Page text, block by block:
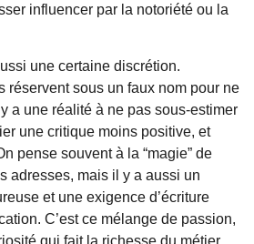
influencer par la notoriété ou la
une certaine discrétion.
réservent sous un faux nom pour ne
a une réalité à ne pas sous-estimer
une critique moins positive, et
pense souvent à la “magie” de
adresses, mais il y a aussi un
et une exigence d’écriture
C’est ce mélange de passion,